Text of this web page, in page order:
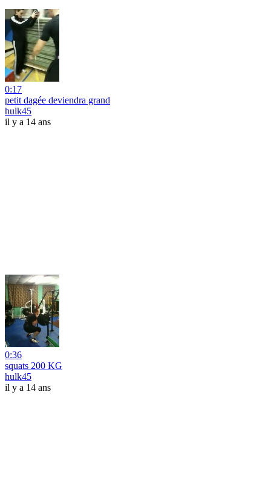
0:17
petit dagée deviendra grand
hulk45
il y a 14 ans
0:36
squats 200 KG
hulk45
il y a 14 ans